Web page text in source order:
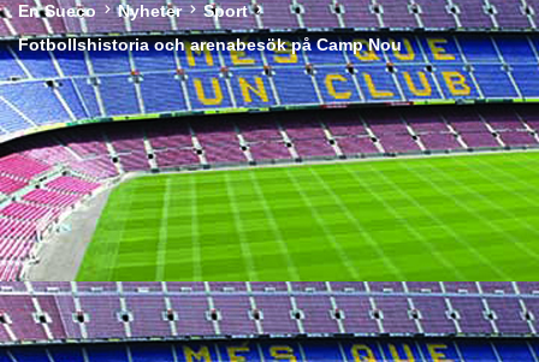
En Sueco Nyheter
Sport
Fotbollshistoria och arenabesök på Camp Nou